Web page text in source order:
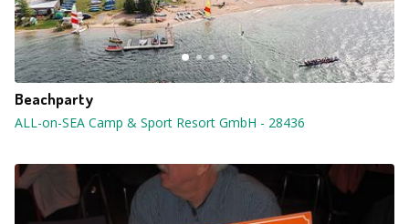
Beachparty
ALL-on-SEA Camp & Sport Resort GmbH - 28436